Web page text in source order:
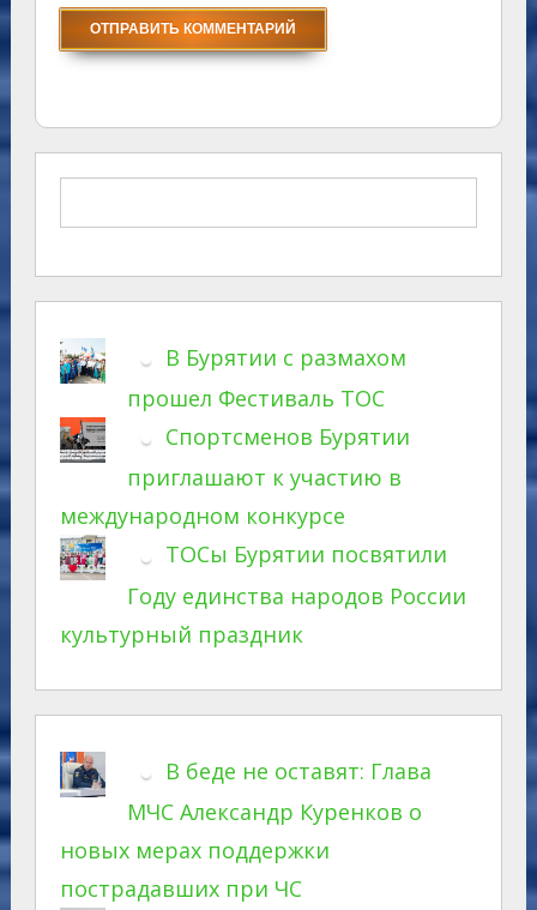
В Бурятии с размахом
прошел Фестиваль ТОС
Спортсменов Бурятии
приглашают к участию в
международном конкурсе
ТОСы Бурятии посвятили
Году единства народов России
культурный праздник
В беде не оставят: Глава
МЧС Александр Куренков о
новых мерах поддержки
пострадавших при ЧС